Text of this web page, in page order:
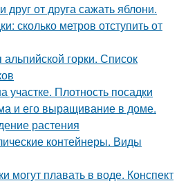
друг от друга сажать яблони.
сколько метров отступить от
горки. Список
участке. Плотность посадки
и его выращивание в доме.
растения
контейнеры. Виды
могут плавать в воде. Конспект